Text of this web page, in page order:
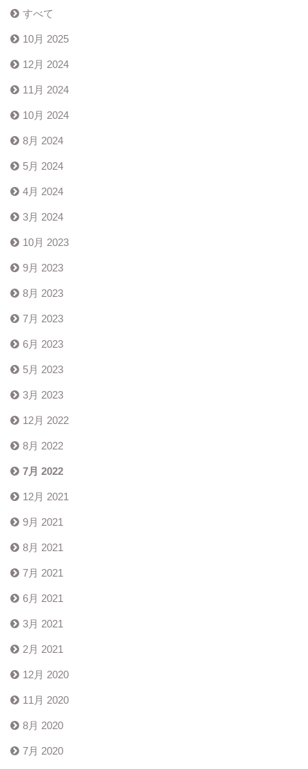
すべて
10月 2025
12月 2024
11月 2024
10月 2024
8月 2024
5月 2024
4月 2024
3月 2024
10月 2023
9月 2023
8月 2023
7月 2023
6月 2023
5月 2023
3月 2023
12月 2022
8月 2022
7月 2022
12月 2021
9月 2021
8月 2021
7月 2021
6月 2021
3月 2021
2月 2021
12月 2020
11月 2020
8月 2020
7月 2020